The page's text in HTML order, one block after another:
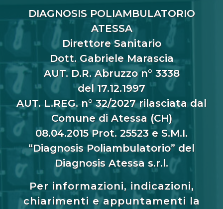
DIAGNOSIS POLIAMBULATORIO
ATESSA
Direttore Sanitario
Dott. Gabriele Marascia
AUT. D.R. Abruzzo n° 3338
del 17.12.1997
AUT. L.REG. n° 32/2027 rilasciata dal
Comune di Atessa (CH)
08.04.2015 Prot. 25523 e S.M.I.
“Diagnosis Poliambulatorio” del
Diagnosis Atessa s.r.l.
Per informazioni, indicazioni,
chiarimenti e appuntamenti la